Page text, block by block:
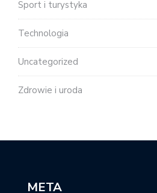
Sport i turystyka
Technologia
Uncategorized
Zdrowie i uroda
META